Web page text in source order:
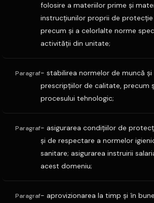
folosire a materiilor prime şi
instrucţiunilor proprii de protecţie
precum şi a celorlalte norme
activităţii din unitate;
Paragraf- stabilirea normelor de muncă şi
prescripţiilor de calitate, precum
procesului tehnologic;
Paragraf- asigurarea condiţiilor de
şi de respectare a normelor
sanitare; asigurarea instruirii
acest domeniu;
Paragraf- aprovizionarea la timp şi în